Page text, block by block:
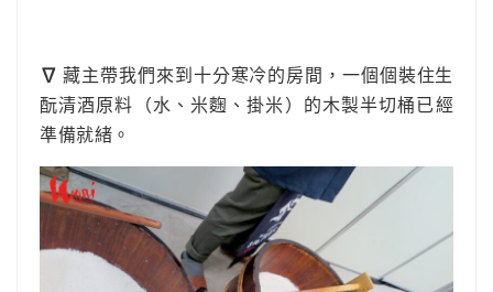
∇ 藏主帶我們來到十分寒冷的房間，一個個裝住生
酛清酒原料（水、米麴、掛米）的木製半切桶已經
準備就緒。